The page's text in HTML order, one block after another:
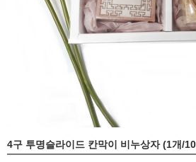
4구 투명슬라이드 칸막이 비누상자 (1개/